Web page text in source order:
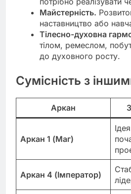
Майстерність.
наставництво або
Тілесно-духовна
тілом, ремеслом,
до духовного росту.
Сумісність з
Аркан
Аркан 1 (Маг)
Аркан 4 (Імператор)